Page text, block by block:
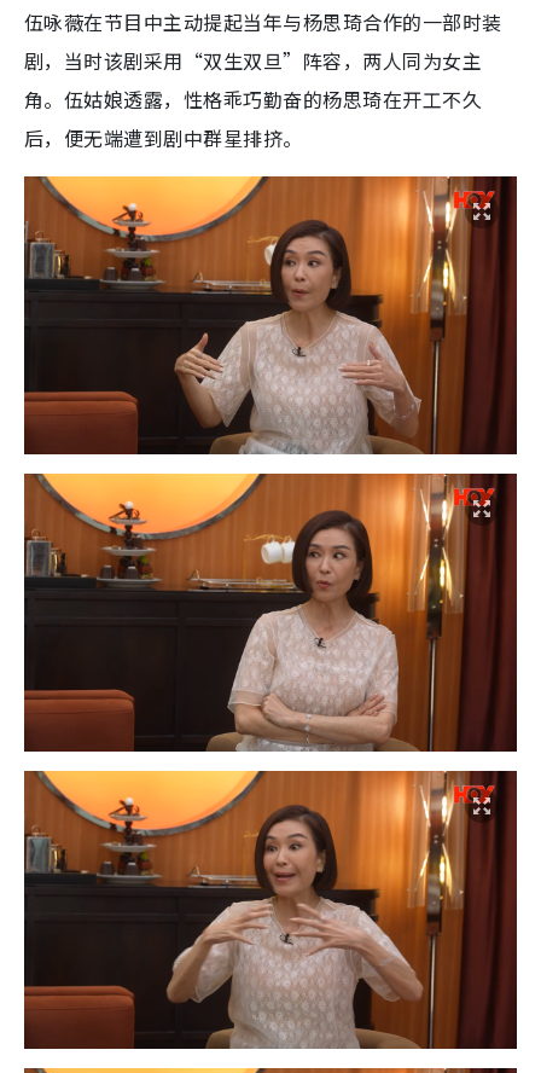
伍咏薇在节目中主动提起当年与杨思琦合作的一部时装
剧，当时该剧采用“双生双旦”阵容，两人同为女主
角。伍姑娘透露，性格乖巧勤奋的杨思琦在开工不久
后，便无端遭到剧中群星排挤。